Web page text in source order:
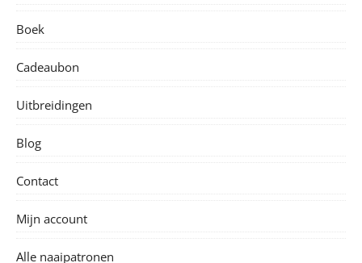
Boek
Cadeaubon
Uitbreidingen
Blog
Contact
Mijn account
Alle naaipatronen